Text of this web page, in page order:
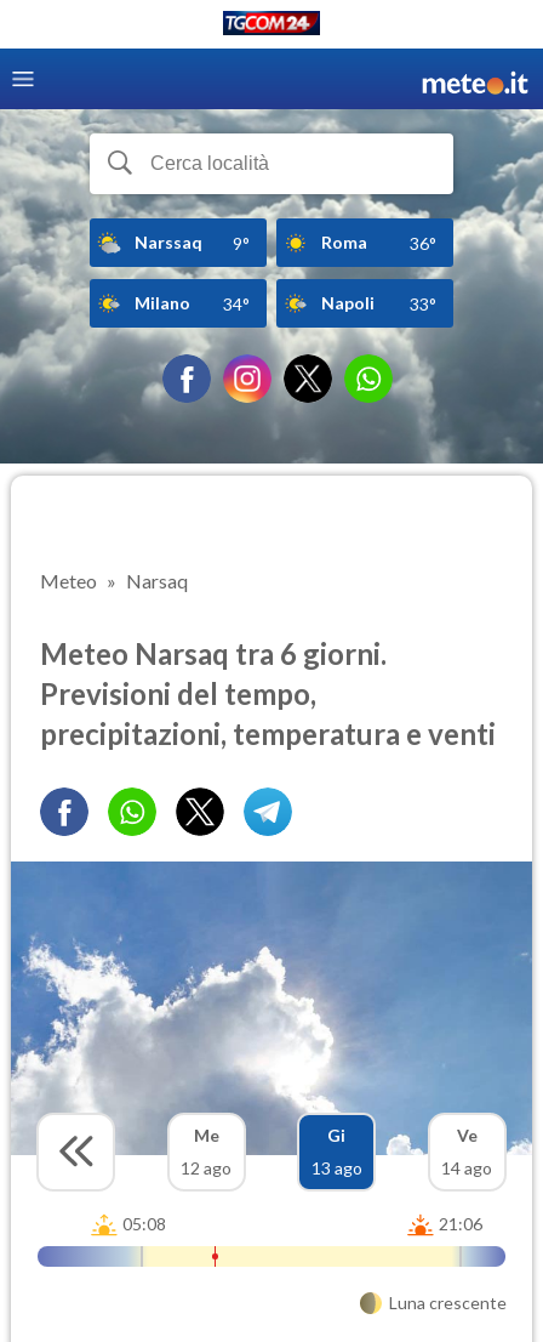
Narssaq 9° Roma 36°
Milano 34° Napoli 33°
Meteo Narsaq
Meteo Narsaq tra 6 giorni.
Previsioni del tempo,
precipitazioni, temperatura e venti
Me
12 ago
Gi
13 ago
Ve
14 ago
05:08 21:06
Luna crescente